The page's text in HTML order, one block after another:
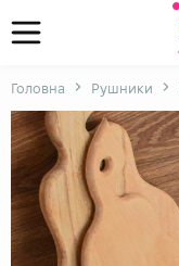
Головна Рушники